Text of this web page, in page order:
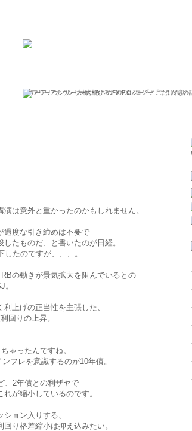
ひろこの“ボラタイル”な日々
フリーアナウンサー大橋ひろこのFXソロジー「ここだけの話」
は意外と重かったのかもしれません。
過度な引き締めは不要で
たものだ、と書いたのが日経。
たのですが、、、。
の動きが景気拡大を阻んでいるとの
上げの正当性を主張した、
回りの上昇。
ゃったんですね。
フレを意識するのが10年債。
、2年債との利ザヤで
が縮小しているのです。
ョン入りする、
り格差縮小は抑え込みたい。